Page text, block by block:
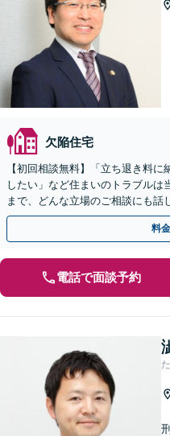
欠陥住宅
【初回相談無料】「立ち退き料
したい」など住まいのトラブルは
まで、どんな立場のご相談にも話
Ｂ面談可。まずはご相談ください
料
電話で面談予約